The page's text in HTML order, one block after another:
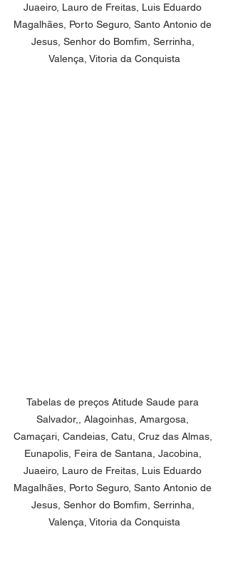
Juaeiro, Lauro de Freitas, Luis Eduardo
Magalhães, Porto Seguro, Santo Antonio de
Jesus, Senhor do Bomfim, Serrinha,
Valença, Vitoria da Conquista
Tabelas de preços Atitude Saude para
Salvador,, Alagoinhas, Amargosa,
Camaçari, Candeias, Catu, Cruz das Almas,
Eunapolis, Feira de Santana, Jacobina,
Juaeiro, Lauro de Freitas, Luis Eduardo
Magalhães, Porto Seguro, Santo Antonio de
Jesus, Senhor do Bomfim, Serrinha,
Valença, Vitoria da Conquista